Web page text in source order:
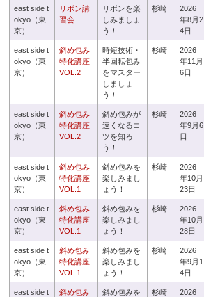
east side t
okyo（東
京）
リボン講
習会
リボンを楽
しみましょ
う！
杉崎
2026
年8月2
4日
east side t
okyo（東
京）
斜め包み
特化講座
VOL.2
時短技術・
半回転包み
をマスター
しましょ
う！
杉崎
2026
年11月
6日
east side t
okyo（東
京）
斜め包み
特化講座
VOL.2
斜め包みが
速くなるコ
ツを知ろ
う！
杉崎
2026
年9月6
日
east side t
okyo（東
京）
斜め包み
特化講座
VOL.1
斜め包みを
楽しみまし
ょう！
杉崎
2026
年10月
23日
east side t
okyo（東
京）
斜め包み
特化講座
VOL.1
斜め包みを
楽しみまし
ょう！
杉崎
2026
年10月
28日
east side t
okyo（東
京）
斜め包み
特化講座
VOL.1
斜め包みを
楽しみまし
ょう！
杉崎
2026
年9月1
4日
east side t
斜め包み
斜め包みを
杉崎
2026